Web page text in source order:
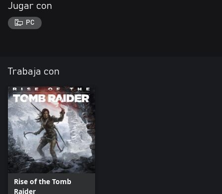
Jugar con
PC
Trabaja con
Rise of the Tomb
Raider